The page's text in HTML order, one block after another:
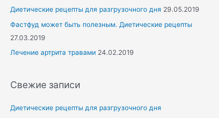
Диетические рецепты для разгрузочного дня 29.05.2019
Фастфуд может быть полезным. Диетические рецепты
27.03.2019
Лечение артрита травами 24.02.2019
Свежие записи
Диетические рецепты для разгрузочного дня